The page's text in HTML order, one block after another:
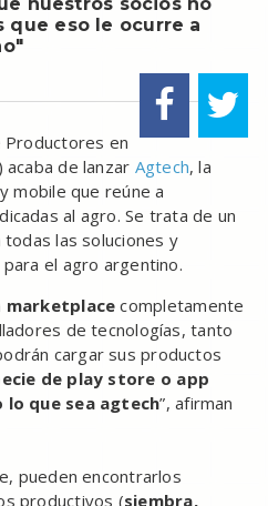
que eso le ocurre a
Productores en
) acaba de lanzar Agtech, la
mobile que reúne a
al agro. Se trata de un
las soluciones y
el agro argentino.
marketplace completamente
de tecnologías, tanto
cargar sus productos
de play store o app
que sea agtech”, afirman
pueden encontrarlos
productivos (siembra,